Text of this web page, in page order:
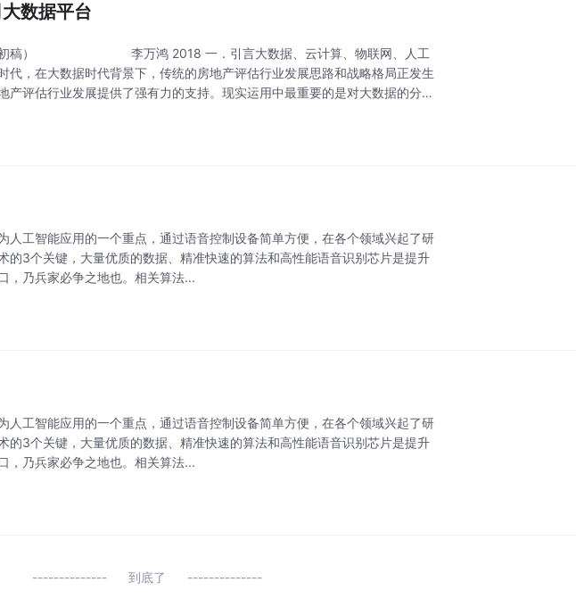
数据平台
台（初稿） 李万鸿 2018 一．引言大数据、云计算、物联网、人工
代，在大数据时代背景下，传统的房地产评估行业发展思路和战略格局正发生
产评估行业发展提供了强有力的支持。现实运用中最重要的是对大数据的分
人工智能应用的一个重点，通过语音控制设备简单方便，在各个领域兴起了研
的3个关键，大量优质的数据、精准快速的算法和高性能语音识别芯片是提升
，乃兵家必争之地也。相关算法...
人工智能应用的一个重点，通过语音控制设备简单方便，在各个领域兴起了研
的3个关键，大量优质的数据、精准快速的算法和高性能语音识别芯片是提升
，乃兵家必争之地也。相关算法...
到底了